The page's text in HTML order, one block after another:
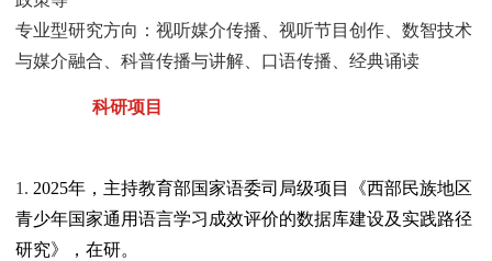
专业型研究方向：视听媒介传播、视听节目创作、数智技术
与媒介融合、科普传播与讲解、口语传播、经典诵读
科研项目
1. 2025年，主持教育部国家语委司局级项目《西部民族地区
青少年国家通用语言学习成效评价的数据库建设及实践路径
研究》，在研。